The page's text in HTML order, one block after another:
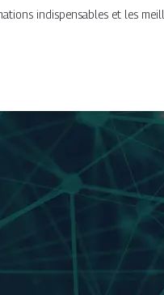
indispensables et les